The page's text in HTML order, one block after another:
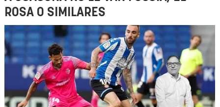
ROSA O SIMILARES